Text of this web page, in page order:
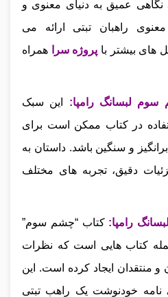
عمیق به دنیای معنوی و
راهبان تبتی ارائه می‌
های بیشتر با پروژه سرا
همراه
لبسانگ رامپا:
این سبک
در کتاب ممکن است برای
و سنگین باشد. داستان به
دقیق، تجربه‌ های مختلف
رامپا: کتاب “چشم سوم”
کتاب‌ هایی است که نظرات
و منتقدان ایجاد کرده است. این
نامه خودنوشت یک راهب تبتی